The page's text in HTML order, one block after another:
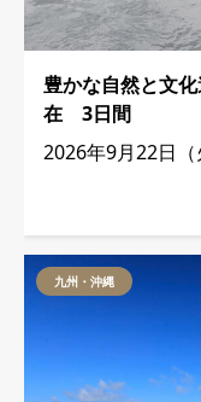
豊かな自然と文
在 3日間
2026年9月22日
九州・沖縄